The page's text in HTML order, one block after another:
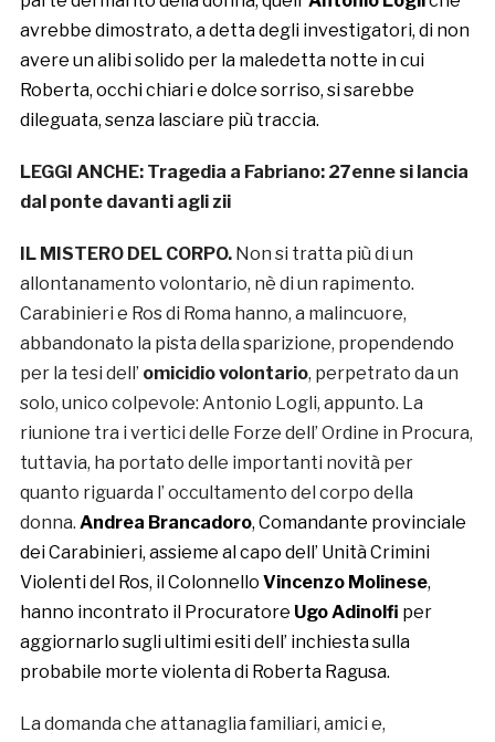
avrebbe dimostrato, a detta degli investigatori, di non
avere un alibi solido per la maledetta notte in cui
Roberta, occhi chiari e dolce sorriso, si sarebbe
dileguata, senza lasciare più traccia.
LEGGI ANCHE: Tragedia a Fabriano: 27enne si lancia
dal ponte davanti agli zii
IL MISTERO DEL CORPO.Non si tratta più di un
allontanamento volontario, nè di un rapimento.
Carabinieri e Ros di Roma hanno, a malincuore,
abbandonato la pista della sparizione, propendendo
per la tesi dell’ omicidio volontario, perpetrato da un
solo, unico colpevole: Antonio Logli, appunto. La
riunione tra i vertici delle Forze dell’ Ordine in Procura,
tuttavia, ha portato delle importanti novità per
quanto riguarda l’ occultamento del corpo della
donna. Andrea Brancadoro, Comandante provinciale
dei Carabinieri, assieme al capo dell’ Unità Crimini
Violenti del Ros, il Colonnello Vincenzo Molinese,
hanno incontrato il Procuratore Ugo Adinolfi per
aggiornarlo sugli ultimi esiti dell’ inchiesta sulla
probabile morte violenta di Roberta Ragusa.
La domanda che attanaglia familiari, amici e,